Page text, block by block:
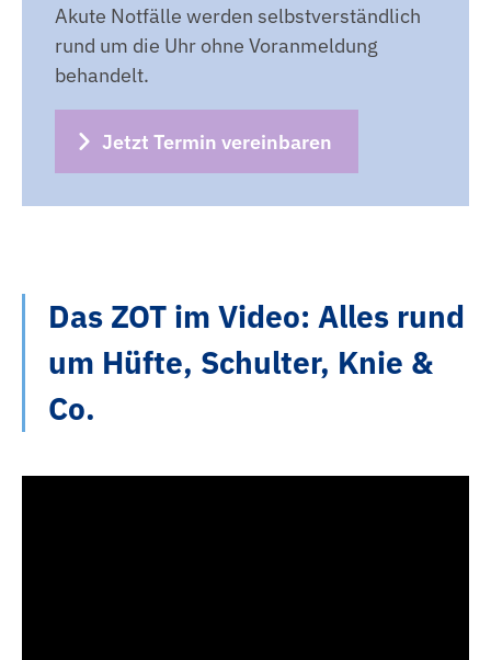
Akute Notfälle werden selbstverständlich
rund um die Uhr ohne Voranmeldung
behandelt.
Jetzt Termin vereinbaren
Das ZOT im Video: Alles rund
um Hüfte, Schulter, Knie &
Co.